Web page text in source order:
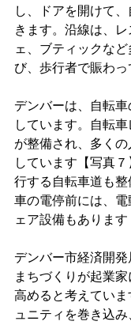
し、ドアを開けて
きます。沿線は、
ェ、ブティックな
び、歩行者で賑わっ
デンバーは、自転
しています。自転
が整備され、多く
しています【写真
行する自転車道も
車の電停前には、
ェア設備もあります
デンバー市経済開
まちづくりが起業
高めると考えていま
ュニティを巻き込